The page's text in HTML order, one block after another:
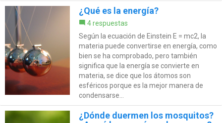
¿Qué es la energía?
4 respuestas
Según la ecuación de Einstein E = mc2, la
materia puede convertirse en energía, como
bien se ha comprobado, pero también
significa que la energía se convierte en
materia, se dice que los átomos son
esféricos porque es la mejor manera de
condensarse...
¿Dónde duermen los mosquitos?